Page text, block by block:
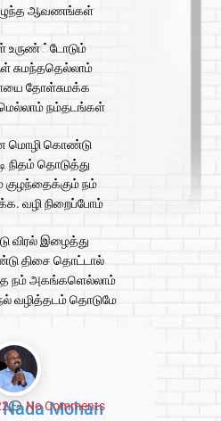
ஆவணங்கள்
உருண்்டோடும்
சுமந்ததெல்லாம்
தோள்சுமக்க
நம்தடங்கள்
மொழி கொண்டு
நிதம் தொடுத்து
குழந்தைக்கும் நம்
வழி நிறைப்போம்
விரல் இழைத்து
திசை தொட்டால்
நம் அகங்களெல்லாம்
வழித்தடம் தொடுமே
Nada Mohan
No Comments